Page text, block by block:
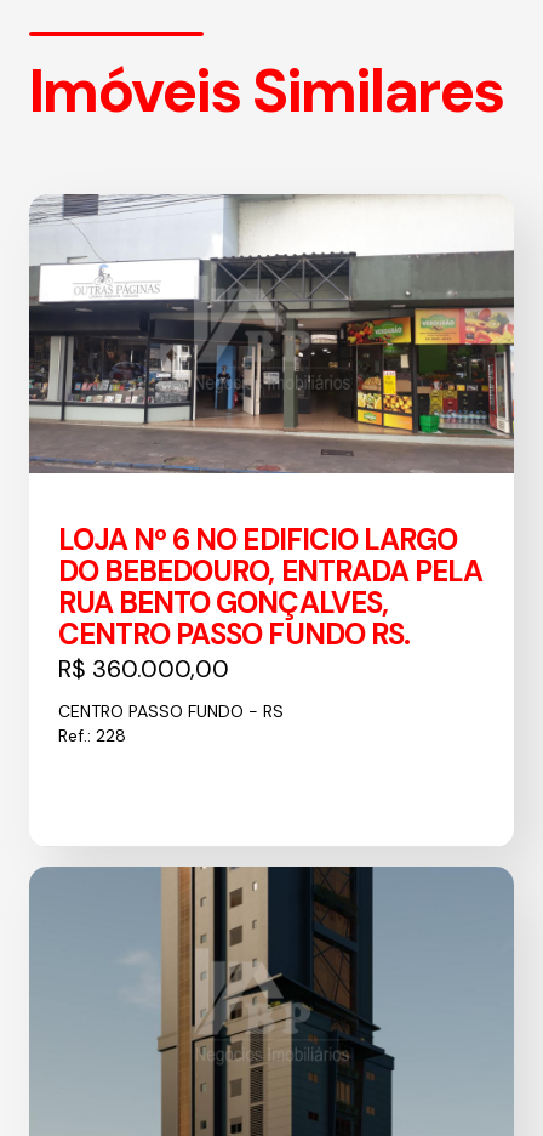
Imóveis Similares
LOJA Nº 6 NO EDIFICIO LARGO
DO BEBEDOURO, ENTRADA PELA
RUA BENTO GONÇALVES,
CENTRO PASSO FUNDO RS.
R$ 360.000,00
CENTRO PASSO FUNDO - RS
Ref.: 228